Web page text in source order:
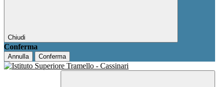
Chiudi
Conferma
Annulla Conferma